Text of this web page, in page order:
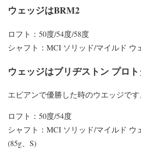
ウェッジはBRM2
ロフト：50度/54度/58度
シャフト：MCI ソリッド/マイルド ウ
ウェッジはブリヂストン プロト
エビアンで優勝した時のウエッジです
ロフト：50度/54度
シャフト：MCI ソリッド/マイルド ウ
(85g、S)